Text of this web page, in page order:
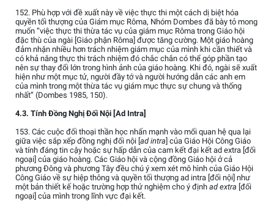
152. Phù hợp với đề xuất này về việc thực thi một cách dị biệt hóa
quyền tối thượng của Giám mục Rôma, Nhóm Dombes đã bày tỏ mong
muốn “việc thực thi thừa tác vụ của giám mục Rôma trong Giáo hội
đặc thù của ngài [Giáo phận Rôma] được tăng cường. Một giáo hoàng
đảm nhận nhiều hơn trách nhiệm giám mục của mình khi cần thiết và
có khả năng thực thi trách nhiệm đó chắc chắn có thể góp phần tạo
nên sự thay đổi lớn trong hình ảnh của giáo hoàng. Khi đó, ngài sẽ xuất
hiện như một mục tử, người đầy tớ và người hướng dẫn các anh em
của mình trong một thừa tác vụ giám mục thực sự chung và thống
nhất” (Dombes 1985, 150).
4.3. Tính Đồng Nghị Đối Nội [Ad Intra]
153. Các cuộc đối thoại thần học nhấn mạnh vào mối quan hệ qua lại
giữa việc sắp xếp đồng nghị đối nội [ad intra] của Giáo Hội Công Giáo
và tính đáng tin cậy hoặc sự hấp dẫn của cam kết đại kết ad extra [đối
ngoại] của giáo hoàng. Các Giáo hội và cộng đồng Giáo hội ở cả
phương Đông và phương Tây đều chú ý xem xét mô hình của Giáo Hội
Công Giáo về sự hiệp thông và quyền tối thượng ad intra [đối nội] như
một bản thiết kế hoặc trường hợp thử nghiệm cho ý định ad extra [đối
ngoại] của mình trong lĩnh vực đại kết.